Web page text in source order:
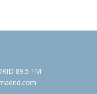
89.5 FM